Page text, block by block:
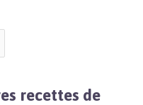
recettes de